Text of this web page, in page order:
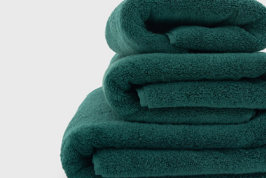
ОДЕЯЛА-КОМФОРТЕРЫ
БАР НАВОЛОЧЕК
ПОЛОТЕНЦА
ХАЛАТЫ